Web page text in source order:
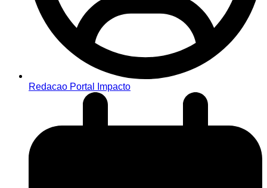
Redacao Portal Impacto